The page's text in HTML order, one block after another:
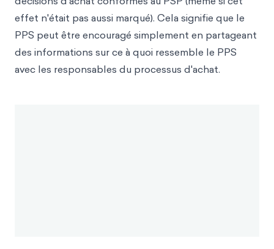
effet n'était pas aussi marqué). Cela signifie que le
PPS peut être encouragé simplement en partageant
des informations sur ce à quoi ressemble le PPS
avec les responsables du processus d'achat.